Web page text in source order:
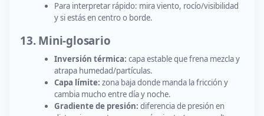
Para interpretar rápido: mira viento, rocío/visibilidad
y si estás en centro o borde.
13. Mini-glosario
Inversión térmica: capa estable que frena mezcla y
atrapa humedad/partículas.
Capa límite: zona baja donde manda la fricción y
cambia mucho entre día y noche.
Gradiente de presión: diferencia de presión en